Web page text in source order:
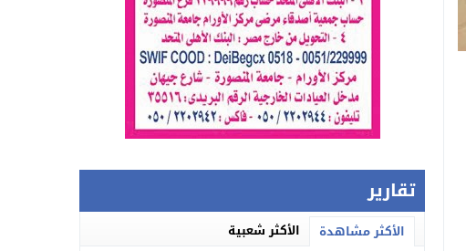
تقارير
الأكثر مشاهدة الأكثر شعبية